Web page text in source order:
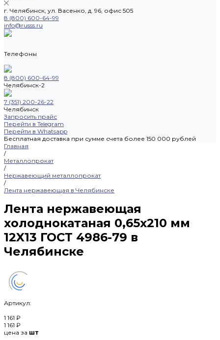
г. Челябинск, ул. Васенко, д. 96, офис 505
8 (800) 600-64-99
info@russs.ru
Телефоны
8 (800) 600-64-99
Челябинск-2
7 (351) 200-26-22
Челябинск
Запросить прайс
Перейти в Telegram
Перейти в Whatsapp
Бесплатная доставка при сумме счета более 150 000 рублей
Главная
/
Металлопрокат
/
Нержавеющий металлопрокат
/
Лента нержавеющая в Челябинске
Лента нержавеющая
холоднокатаная 0,65х210 мм
12X13 ГОСТ 4986-79 в
Челябинске
Артикул:
1 161 ₽
1 161 ₽
цена за шт